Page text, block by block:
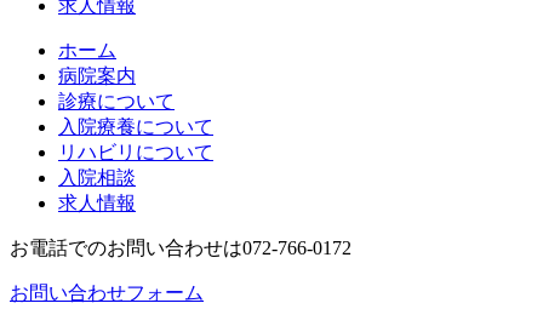
求人情報
ホーム
病院案内
診療について
入院療養について
リハビリについて
入院相談
求人情報
お電話でのお問い合わせは072-766-0172
お問い合わせフォーム